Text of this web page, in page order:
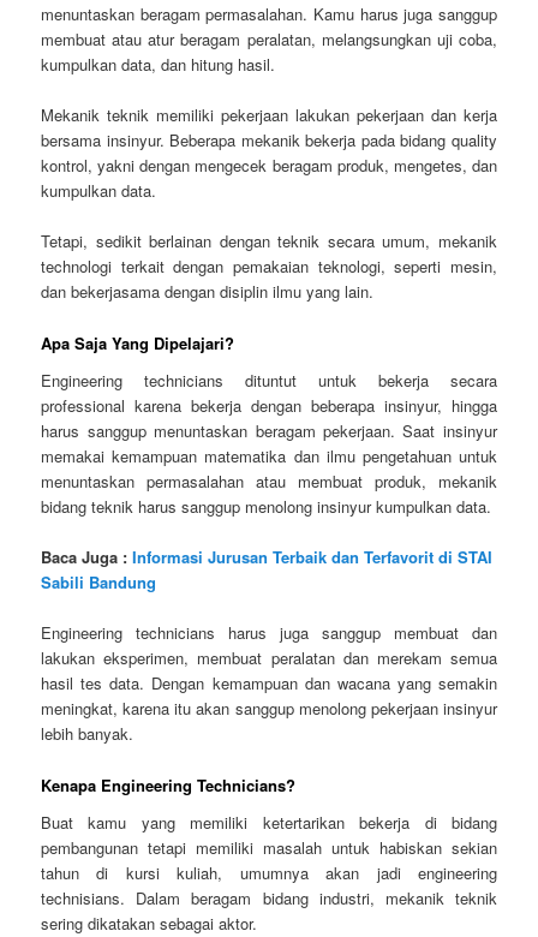
menuntaskan beragam permasalahan. Kamu harus juga sanggup
membuat atau atur beragam peralatan, melangsungkan uji coba,
kumpulkan data, dan hitung hasil.
Mekanik teknik memiliki pekerjaan lakukan pekerjaan dan kerja
bersama insinyur. Beberapa mekanik bekerja pada bidang quality
kontrol, yakni dengan mengecek beragam produk, mengetes, dan
kumpulkan data.
Tetapi, sedikit berlainan dengan teknik secara umum, mekanik
technologi terkait dengan pemakaian teknologi, seperti mesin,
dan bekerjasama dengan disiplin ilmu yang lain.
Apa Saja Yang Dipelajari?
Engineering technicians dituntut untuk bekerja secara
professional karena bekerja dengan beberapa insinyur, hingga
harus sanggup menuntaskan beragam pekerjaan. Saat insinyur
memakai kemampuan matematika dan ilmu pengetahuan untuk
menuntaskan permasalahan atau membuat produk, mekanik
bidang teknik harus sanggup menolong insinyur kumpulkan data.
Baca Juga :Informasi Jurusan Terbaik dan Terfavorit di STAI
Sabili Bandung
Engineering technicians harus juga sanggup membuat dan
lakukan eksperimen, membuat peralatan dan merekam semua
hasil tes data. Dengan kemampuan dan wacana yang semakin
meningkat, karena itu akan sanggup menolong pekerjaan insinyur
lebih banyak.
Kenapa Engineering Technicians?
Buat kamu yang memiliki ketertarikan bekerja di bidang
pembangunan tetapi memiliki masalah untuk habiskan sekian
tahun di kursi kuliah, umumnya akan jadi engineering
technisians. Dalam beragam bidang industri, mekanik teknik
sering dikatakan sebagai aktor.